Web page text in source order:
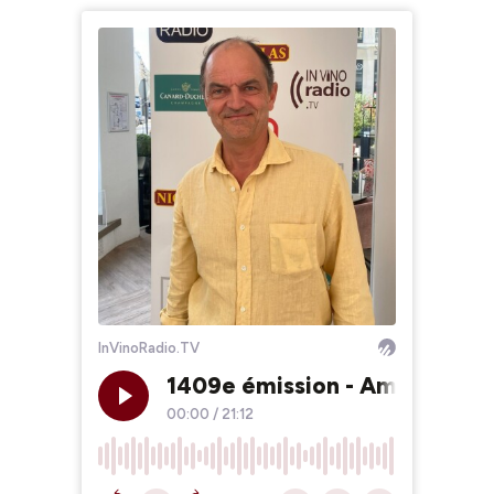
InVinoRadio.TV
1409e émission - Ambroise
00:00 / 21:12